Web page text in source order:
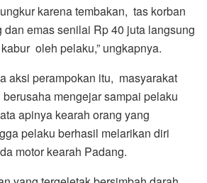
karena tembakan, tas korban
emas senilai Rp 40 juta langsung
oleh pelaku,” ungkapnya.
aksi perampokan itu, masyarakat
mengejar sampai pelaku
apinya kearah orang yang
pelaku berhasil melarikan diri
motor kearah Padang.